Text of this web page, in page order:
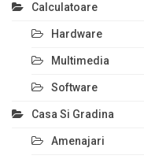
Calculatoare
Hardware
Multimedia
Software
Casa Si Gradina
Amenajari